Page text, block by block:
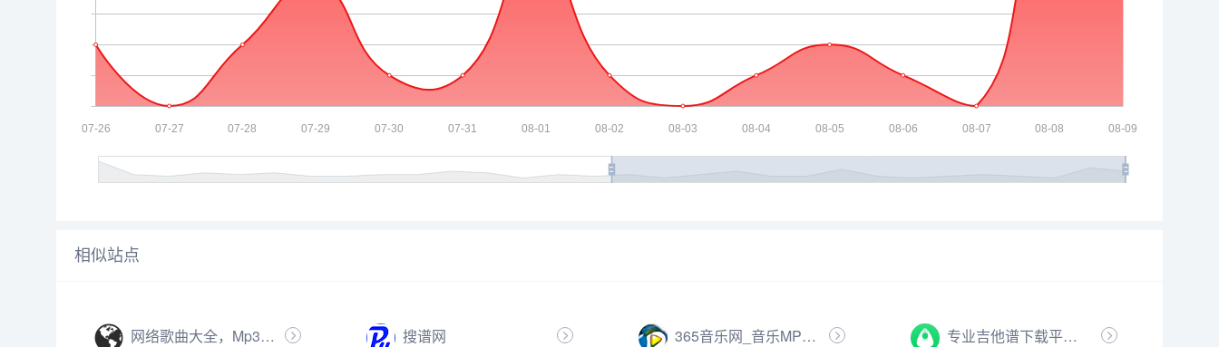
相似站点
网络歌曲大全，Mp3歌曲免费下载试听推荐_在线音乐网站_叮当音乐网 搜谱网 365音乐网_音乐MP3歌曲免费下载试听的音乐网站 专业吉他谱下载平台 - 吉他世界